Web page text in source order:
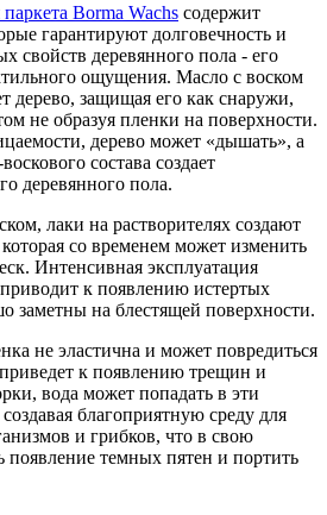
Borma Wachs содержит
гарантируют долговечность и
свойств деревянного пола - его
ощущения. Масло с воском
дерево, защищая его как снаружи,
не образуя пленки на поверхности.
дерево может «дышать», а
состава создает
деревянного пола.
лаки на растворителях создают
со временем может изменить
Интенсивная эксплуатация
к появлению истертых
заметны на блестящей поверхности.
не эластична и может повредиться
к появлению трещин и
вода может попадать в эти
благоприятную среду для
и грибков, что в свою
появление темных пятен и портить